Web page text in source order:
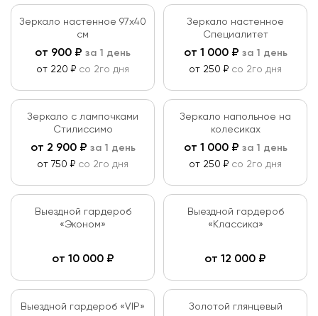
Зеркало настенное 97х40
см
от 900 ₽ за 1 день
от 220 ₽ со 2го дня
Зеркало настенное
Специалитет
от 1 000₽ за 1 день
от 250 ₽ со 2го дня
Зеркало с лампочками
Стилиссимо
от 2 900₽ за 1 день
от 750 ₽ со 2го дня
Зеркало напольное на
колесиках
от 1 000₽ за 1 день
от 250 ₽ со 2го дня
Выездной гардероб
«Эконом»
от 10 000₽
Выездной гардероб
«Классика»
от 12 000 ₽
Выездной гардероб «VIP»
Золотой глянцевый